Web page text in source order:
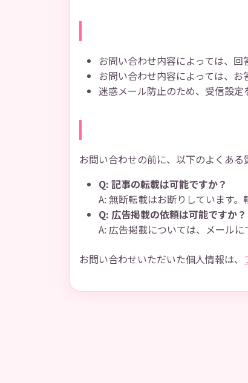
お問い合わせ内容によっては、
お問い合わせ内容によっては、
迷惑メール防止のため、受信設定
お問い合わせの前に、以下のよくある
Q: 記事の転載は可能ですか？
A: 無断転載はお断りしています
Q: 広告掲載の依頼は可能ですか？
A: 広告掲載については、メールに
お問い合わせいただいた個人情報は、